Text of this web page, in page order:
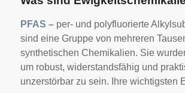
PFAS – per- und polyfluorierte
sind eine Gruppe von mehreren
synthetischen Chemikalien. Sie
um robust, widerstandsfähig und
unzerstörbar zu sein. Ihre wichtigsten